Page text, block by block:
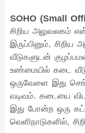
SOHO (Small
சிறிய அலுவலகம்
இருப்பினும், சிறிய
வீடுகளுடன்
உண்மையில் கடை
ஒருவேளை இது
வடிவம். கடையை விட
இது போன்ற ஒரு
வெளிநாடுகளில்,